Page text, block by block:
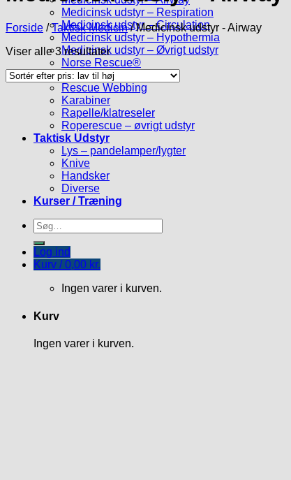
Medicinsk udstyr – Respiration
Medicinsk udstyr – Circulation
Medicinsk udstyr – Hypothermia
Medicinsk udstyr – Øvrigt udstyr
Norse Rescue®
Taktisk Redning
Rescue Webbing
Karabiner
Rapelle/klatreseler
Roperescue – øvrigt udstyr
Taktisk Udstyr
Lys – pandelamper/lygter
Knive
Handsker
Diverse
Kurser / Træning
Søg
efter:
Log ind
Kurv /0,00 kr.
Ingen varer i kurven.
Kurv
Ingen varer i kurven.
Forside / Taktisk Medicin /Medicinsk udstyr - Airway
Viser alle 3 resultater